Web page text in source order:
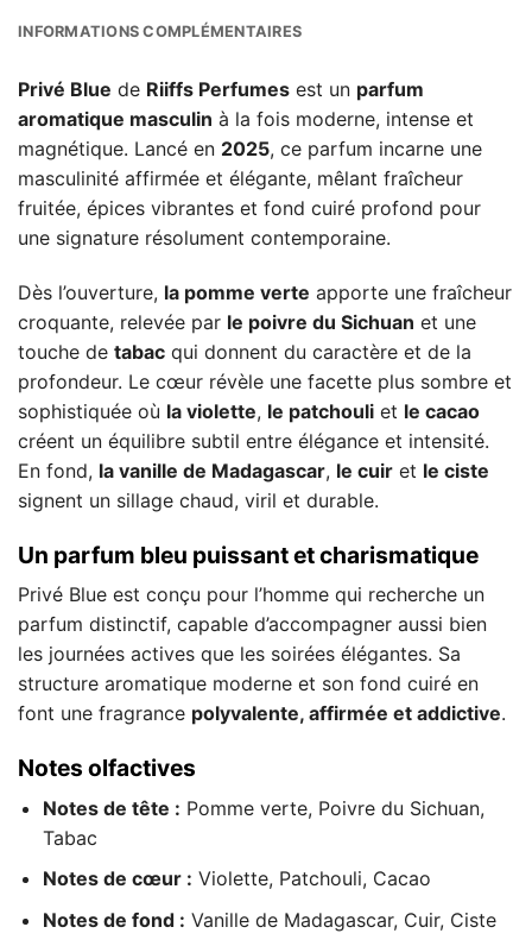
INFORMATIONS COMPLÉMENTAIRES
Privé Blue de Riiffs Perfumes est un parfum
aromatique masculin à la fois moderne, intense et
magnétique. Lancé en 2025, ce parfum incarne une
masculinité affirmée et élégante, mêlant fraîcheur
fruitée, épices vibrantes et fond cuiré profond pour
une signature résolument contemporaine.
Dès l’ouverture, la pomme verte apporte une fraîcheur
croquante, relevée par le poivre du Sichuan et une
touche de tabac qui donnent du caractère et de la
profondeur. Le cœur révèle une facette plus sombre et
sophistiquée où la violette, le patchouli et le cacao
créent un équilibre subtil entre élégance et intensité.
En fond, la vanille de Madagascar, le cuir et le ciste
signent un sillage chaud, viril et durable.
Un parfum bleu puissant et charismatique
Privé Blue est conçu pour l’homme qui recherche un
parfum distinctif, capable d’accompagner aussi bien
les journées actives que les soirées élégantes. Sa
structure aromatique moderne et son fond cuiré en
font une fragrance polyvalente, affirmée et addictive.
Notes olfactives
Notes de tête : Pomme verte, Poivre du Sichuan,
Tabac
Notes de cœur : Violette, Patchouli, Cacao
Notes de fond : Vanille de Madagascar, Cuir, Ciste